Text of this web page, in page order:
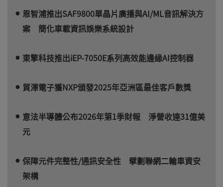
恩智浦推出SAF9800單晶片廣播與AI/ML音訊解決方
案 簡化車載資訊娛樂系統設計
東擎科技推出iEP-7050E系列高效能邊緣AI控制器
貿澤電子獲NXP頒發2025年亞洲區最佳客戶數獎
意法半導體公布2026年第1季財報 淨營收達31億美
元
保障元件完整性/通訊安全性 擘劃聯網二輪車資安
架構